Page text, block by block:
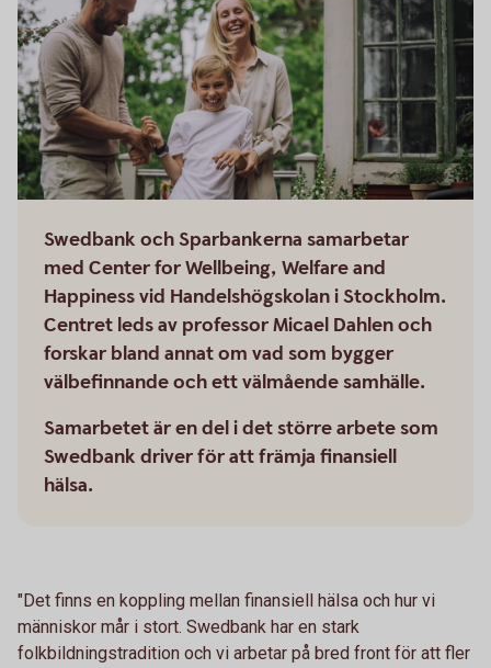
Swedbank och Sparbankerna samarbetar
med Center for Wellbeing, Welfare and
Happiness vid Handelshögskolan i Stockholm.
Centret leds av professor Micael Dahlen och
forskar bland annat om vad som bygger
välbefinnande och ett välmående samhälle.
Samarbetet är en del i det större arbete som
Swedbank driver för att främja finansiell
hälsa.
"Det finns en koppling mellan finansiell hälsa och hur vi
människor mår i stort. Swedbank har en stark
folkbildningstradition och vi arbetar på bred front för att fler